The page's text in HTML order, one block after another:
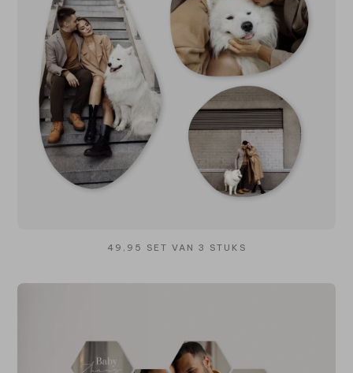
49,95 SET VAN 3 STUKS